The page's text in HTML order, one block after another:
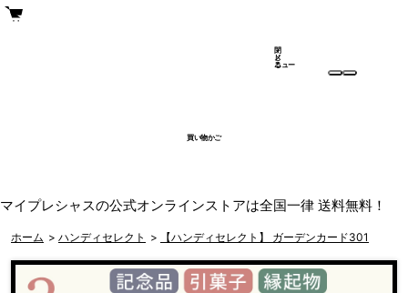
買い物かご
メ
ニュー
閉
じ
る
マイプレシャスの公式オンラインストアは全国一律 送料無料！
ホーム > ハンディセレクト > 【ハンディセレクト】 ガーデンカード301